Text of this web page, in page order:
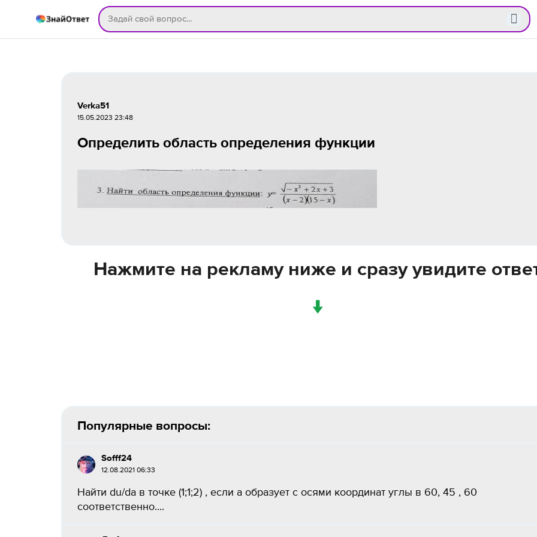
Verka51
15.05.2023 23:48
Определить область определения функции ​
Нажмите на рекламу ниже и сразу увидите
↓
Популярные вопросы:
Sofff24
12.08.2021 06:33
Найти du/da в точке (1;1;2) , если a образует с осями координат углы в 60, 45 , 60
соответственно....